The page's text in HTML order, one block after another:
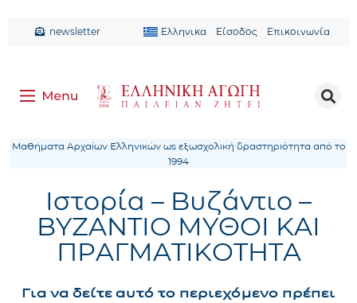
newsletter Ελληνικα Είσοδος Επικοινωνία
Μαθήματα Αρχαίων Ελληνικών ως εξωσχολική δραστηριότητα από το
1994
Ιστορία – Βυζάντιο –
ΒΥΖΑΝΤΙΟ ΜΥΘΟΙ ΚΑΙ
ΠΡΑΓΜΑΤΙΚΟΤΗΤΑ
Για να δείτε αυτό το περιεχόμενο πρέπει